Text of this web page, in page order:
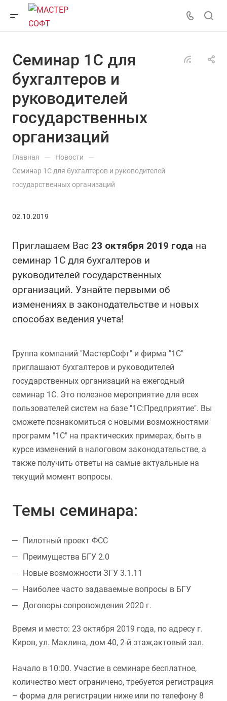
Семинар 1С для
бухгалтеров и
руководителей
государственных
организаций
Главная — Новости —
Семинар 1С для бухгалтеров и руководителей
государственных организаций
02.10.2019
Приглашаем Вас 23 октября 2019 года на
семинар 1С для бухгалтеров и
руководителей государственных
организаций. Узнайте первыми об
изменениях в законодательстве и новых
способах ведения учета!
Группа компаний "МастерСофт" и фирма "1С"
приглашают бухгалтеров и руководителей
государственных организаций на ежегодный
семинар 1С. Это полезное мероприятие для всех
пользователей систем на базе "1С:Предприятие". Вы
сможете познакомиться с новыми возможностями
программ "1С" на практических примерах, быть в
курсе изменений в налоговом законодательстве, а
также получить ответы на самые актуальные на
текущий момент вопросы.
Темы семинара:
Пилотный проект ФСС
Преимущества БГУ 2.0
Новые возможности ЗГУ 3.1.11
Наиболее часто задаваемые вопросы в БГУ
Договоры сопровождения 2020 г.
Время и место: 23 октября 2019 года, по адресу г.
Киров, ул. Маклина, дом 40, 2-й этаж,актовый зал.
Начало в 10:00. Участие в семинаре бесплатное,
количество мест ограничено, требуется регистрация
– форма для регистрации ниже или по телефону 8